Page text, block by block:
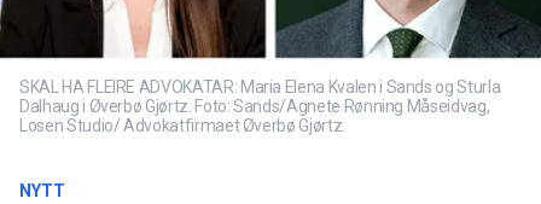
SKAL HA FLEIRE ADVOKATAR: Maria Elena Kvalen i Sands og Sturla
Dalhaug i Øverbø Gjørtz. Foto: Sands/Agnete Rønning Måseidvag,
Losen Studio/ Advokatfirmaet Øverbø Gjørtz.
NYTT